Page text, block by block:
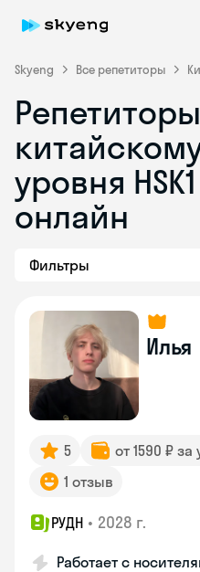
Skyeng Все репетиторы
уровня
онлайн
Фильтры
Илья
5 от 1590 ₽ за
1 отзыв
РУДН • 2028 г.
Работает с